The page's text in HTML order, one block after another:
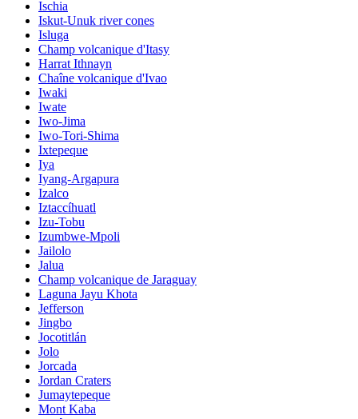
Ischia
Iskut-Unuk river cones
Isluga
Champ volcanique d'Itasy
Harrat Ithnayn
Chaîne volcanique d'Ivao
Iwaki
Iwate
Iwo-Jima
Iwo-Tori-Shima
Ixtepeque
Iya
Iyang-Argapura
Izalco
Iztaccíhuatl
Izu-Tobu
Izumbwe-Mpoli
Jailolo
Jalua
Champ volcanique de Jaraguay
Laguna Jayu Khota
Jefferson
Jingbo
Jocotitlán
Jolo
Jorcada
Jordan Craters
Jumaytepeque
Mont Kaba